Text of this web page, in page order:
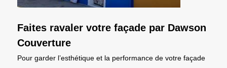
Faites ravaler votre façade par Dawson
Couverture
Pour garder l’esthétique et la performance de votre façade